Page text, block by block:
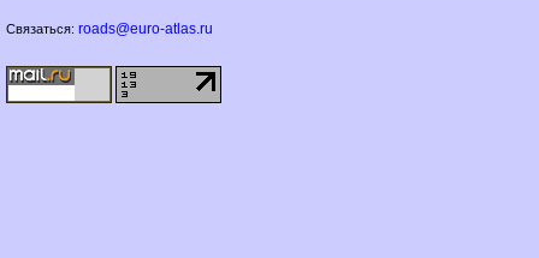
Связаться: roads@euro-atlas.ru